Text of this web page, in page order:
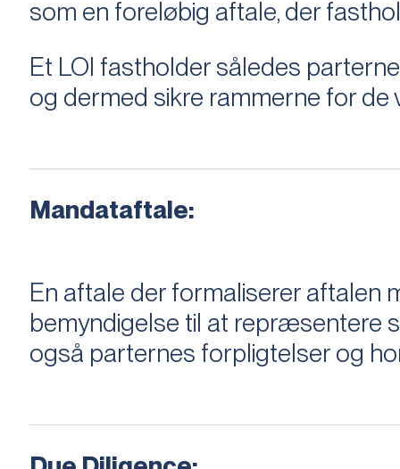
som en foreløbig aftale, der
Et LOI fastholder således
og dermed sikre rammerne for de
Mandataftale:
En aftale der formaliserer
bemyndigelse til at repræsentere
også parternes forpligtelser og